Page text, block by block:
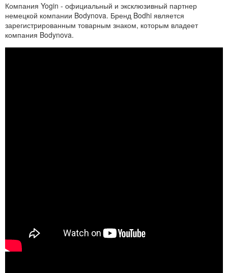
Компания Yogin - официальный и эксклюзивный партнер
немецкой компании Bodynova. Бренд Bodhi является
зарегистрированным товарным знаком, которым владеет
компания Bodynova.